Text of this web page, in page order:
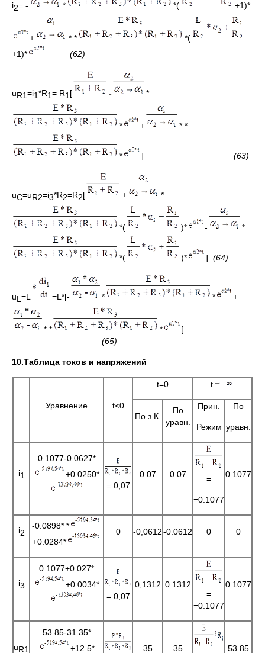
i2= - * *( +1)*
+ * *
*(
+1)*
(62)
uR1=i1*R1= R1 [ - *
* + * *
* ] (63)
uC=uR2=i3*R2=R2[ + *
*( )* - *
*( )* ] (64)
uL =L =L*[- * * +
* * *
]
(65)
10.Таблица токов и напряжений
Уравнение t<0
t=0 t
По з.К.
По
уравн.
Прин.
Режим
По
уравн.
i1
0.1077-0.0627*
+0.0250*
= 0,07
0.07 0.07 =
=0.1077
0.1077
i2
-0.0898* *
+0.0284*
0 -0,0612-0.0612 0 0
i3
0.1077+0.027*
+0.0034*
= 0,07
0,1312 0.1312
=
=0.1077
0.1077
uR1
53.85-31.35*
+12.5*
35
35
53.85